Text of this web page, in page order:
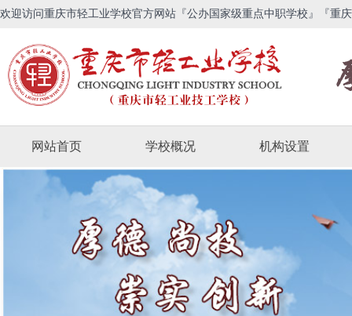
欢迎访问重庆市轻工业学校官方网站『公办国家级重点中职学校』『重
网站首页 学校概况 机构设置